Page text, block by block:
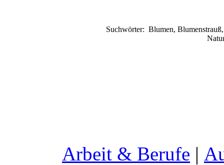
Suchwörter: Blumen,
Arbeit & Berufe |